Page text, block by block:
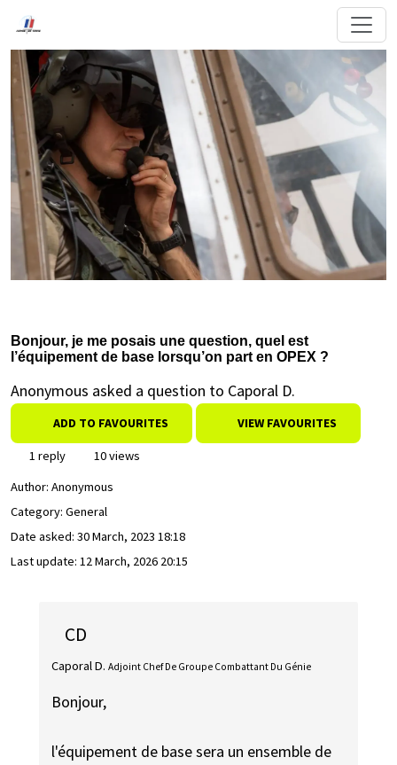
Bonjour, je me posais une question, quel est
l’équipement de base lorsqu’on part en OPEX ?
Anonymous asked a question to Caporal D.
ADD TO FAVOURITES VIEW FAVOURITES
1 reply
10 views
Author: Anonymous
Category: General
Date asked: 30 March, 2023 18:18
Last update: 12 March, 2026 20:15
CD
Caporal D. Adjoint Chef De Groupe Combattant Du Génie
Bonjour,
l'équipement de base sera un ensemble de